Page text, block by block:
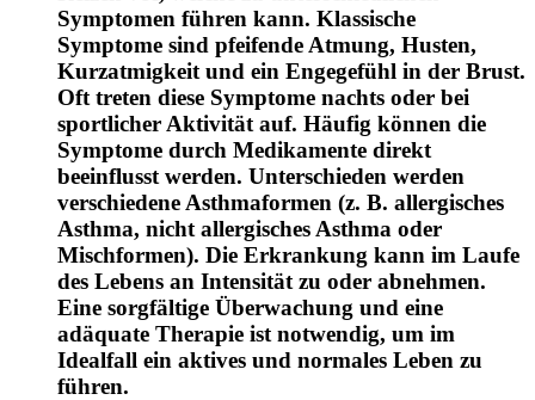
Symptomen führen kann. Klassische
Symptome sind pfeifende Atmung, Husten,
Kurzatmigkeit und ein Engegefühl in der Brust.
Oft treten diese Symptome nachts oder bei
sportlicher Aktivität auf. Häufig können die
Symptome durch Medikamente direkt
beeinflusst werden. Unterschieden werden
verschiedene Asthmaformen (z. B. allergisches
Asthma, nicht allergisches Asthma oder
Mischformen). Die Erkrankung kann im Laufe
des Lebens an Intensität zu oder abnehmen.
Eine sorgfältige Überwachung und eine
adäquate Therapie ist notwendig, um im
Idealfall ein aktives und normales Leben zu
führen.